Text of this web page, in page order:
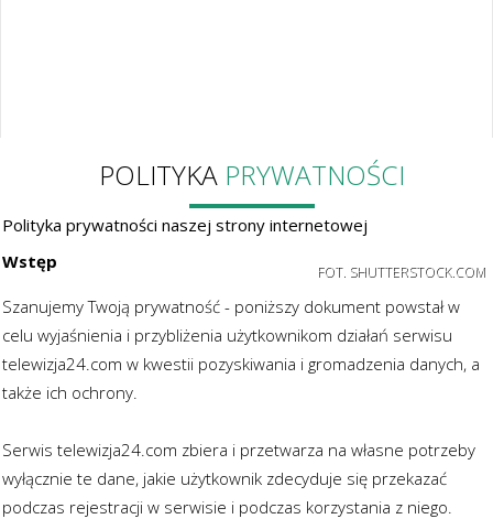
POLITYKA PRYWATNOŚCI
Polityka prywatności naszej strony internetowej
Wstęp
FOT. SHUTTERSTOCK.COM
Szanujemy Twoją prywatność - poniższy dokument powstał w
celu wyjaśnienia i przybliżenia użytkownikom działań serwisu
telewizja24.com w kwestii pozyskiwania i gromadzenia danych, a
także ich ochrony.
Serwis telewizja24.com zbiera i przetwarza na własne potrzeby
wyłącznie te dane, jakie użytkownik zdecyduje się przekazać
podczas rejestracji w serwisie i podczas korzystania z niego.